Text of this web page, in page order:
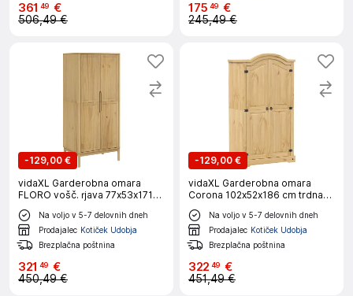
361 49 €
506,49 €
175 49 €
245,49 €
-129,00 €
vidaXL Garderobna omara
FLORO vošč. rjava 77x53x171
cm trdna borovina
Na voljo v 5-7 delovnih dneh
Prodajalec Kotiček Udobja
Brezplačna poštnina
321 49 €
450,49 €
-129,00 €
vidaXL Garderobna omara
Corona 102x52x186 cm trdna
borovina
Na voljo v 5-7 delovnih dneh
Prodajalec Kotiček Udobja
Brezplačna poštnina
322 49 €
451,49 €